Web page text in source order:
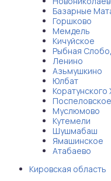
Базарные
Горшково
Мемдель
Кичуйское
Рыбная
Ленино
Азьмушкино
Юлбат
Поспеловское
Муслюмово
Кутемели
Шушмабаш
Ямашинское
Атабаево
Кировская область